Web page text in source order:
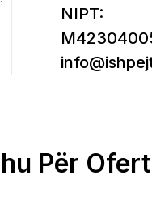
NIPT:
Për